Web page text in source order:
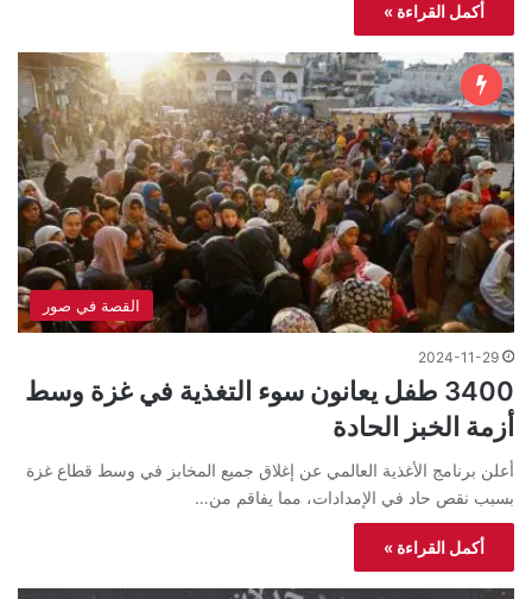
أكمل القراءة »
القصة في صور
2024-11-29
3400 طفل يعانون سوء التغذية في غزة وسط
أزمة الخبز الحادة
أعلن برنامج الأغذية العالمي عن إغلاق جميع المخابز في وسط قطاع غزة
بسبب نقص حاد في الإمدادات، مما يفاقم من…
أكمل القراءة »